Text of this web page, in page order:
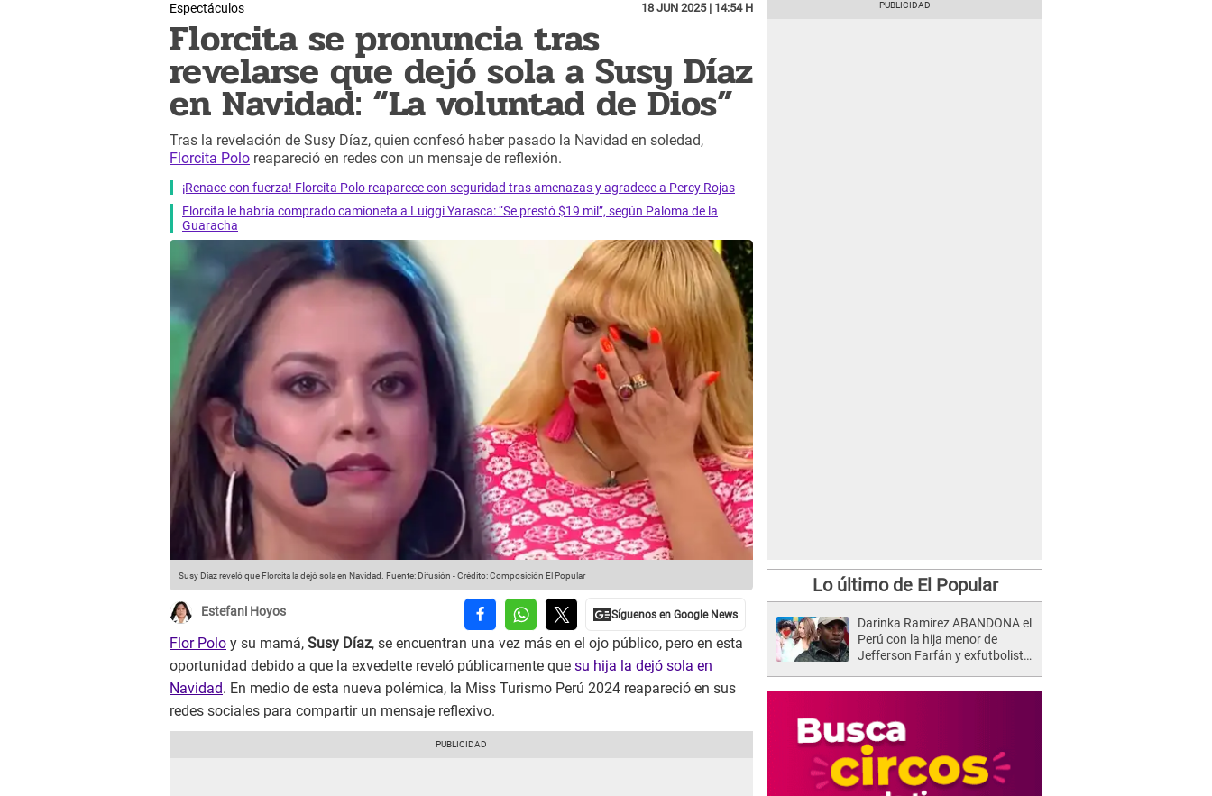
Espectáculos 18 JUN 2025 | 14:54 H
Florcita se pronuncia tras
revelarse que dejó sola a Susy Díaz
en Navidad: “La voluntad de Dios”
Tras la revelación de Susy Díaz, quien confesó haber pasado la Navidad en soledad,
Florcita Polo reapareció en redes con un mensaje de reflexión.
¡Renace con fuerza! Florcita Polo reaparece con seguridad tras amenazas y agradece a Percy Rojas
Florcita le habría comprado camioneta a Luiggi Yarasca: “Se prestó $19 mil”, según Paloma de la
Guaracha
Susy Díaz reveló que Florcita la dejó sola en Navidad. Fuente: Difusión -Crédito: Composición El Popular
Estefani Hoyos
Flor Polo y su mamá, Susy Díaz, se encuentran una vez más en el ojo público, pero en esta
oportunidad debido a que la exvedette reveló públicamente que su hija la dejó sola en
Navidad. En medio de esta nueva polémica, la Miss Turismo Perú 2024 reapareció en sus
redes sociales para compartir un mensaje reflexivo.
Lo último de El Popular
Darinka Ramírez ABANDONA el
Perú con la hija menor de
Jefferson Farfán y exfutbolista